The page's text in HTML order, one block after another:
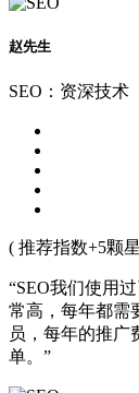
赵先生
SEO：资深技术
( 推荐指数+5颗
“SEO我们使用
常高，每年都需
员，每年的推广
单。”